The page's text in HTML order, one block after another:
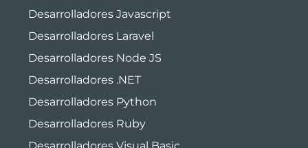
Desarrolladores Javascript
Desarrolladores Laravel
Desarrolladores Node JS
Desarrolladores .NET
Desarrolladores Python
Desarrolladores Ruby